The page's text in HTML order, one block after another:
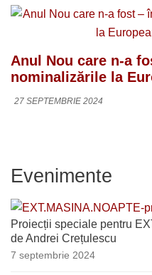
Anul Nou care n-a
nominalizările la
27 SEPTEMBRIE 2024
Evenimente
Proiecții speciale pentru
de Andrei Crețulescu
7 septembrie 2024